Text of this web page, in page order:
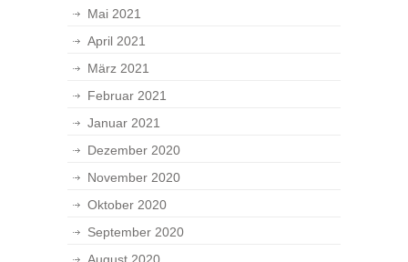
Mai 2021
April 2021
März 2021
Februar 2021
Januar 2021
Dezember 2020
November 2020
Oktober 2020
September 2020